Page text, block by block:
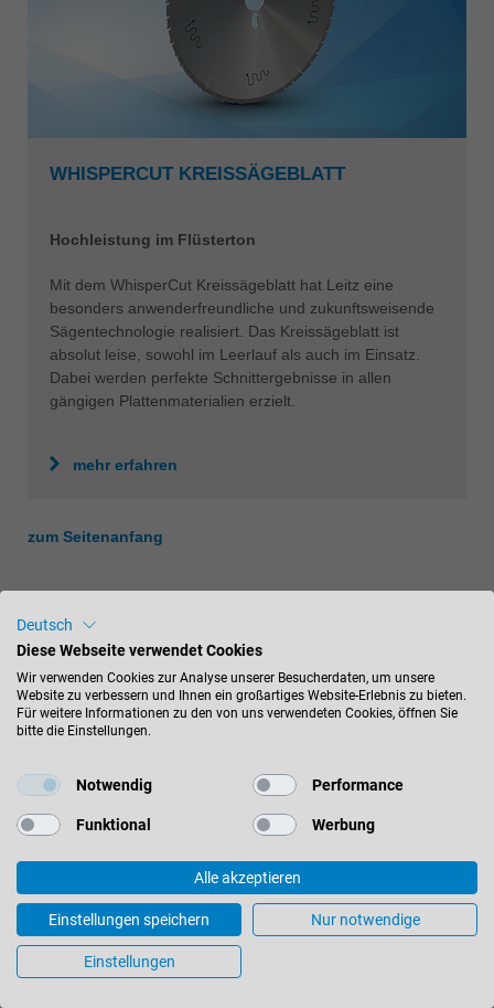
WHISPERCUT KREISSÄGEBLATT
Hochleistung im Flüsterton
Mit dem WhisperCut Kreissägeblatt hat Leitz eine
besonders anwenderfreundliche und zukunftsweisende
Sägentechnologie realisiert. Das Kreissägeblatt ist
absolut leise, sowohl im Leerlauf als auch im Einsatz.
Dabei werden perfekte Schnittergebnisse in allen
gängigen Plattenmaterialien erzielt.
mehr erfahren
zum Seitenanfang
Hobelwerkzeuge
Deutsch
Diese Webseite verwendet Cookies
Wir verwenden Cookies zur Analyse unserer Besucherdaten, um unsere
Website zu verbessern und Ihnen ein großartiges Website-Erlebnis zu bieten.
Für weitere Informationen zu den von uns verwendeten Cookies, öffnen Sie
bitte die Einstellungen.
Notwendig Performance
Funktional Werbung
Alle akzeptieren
Einstellungen speichern Nur notwendige
Einstellungen